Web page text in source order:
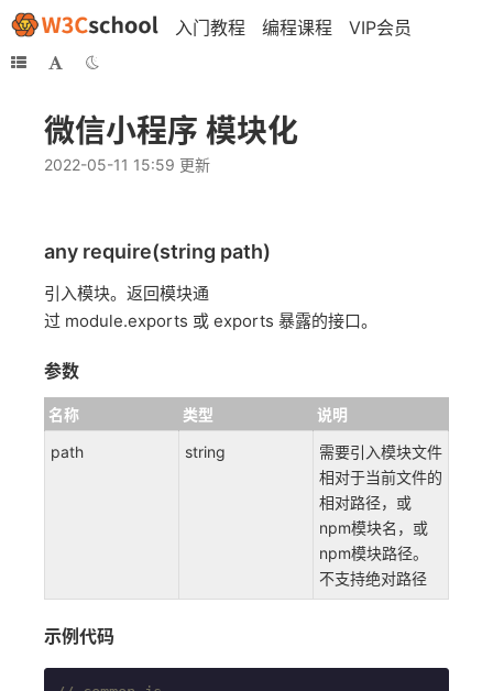
入门教程 编程课程 VIP会员
微信小程序 模块化
2022-05-11 15:59 更新
any require(string path)
引入模块。返回模块通
过 module.exports 或 exports 暴露的接口。
参数
名称 类型
说明
path
string
需要引入模块文件
相对于当前文件的
相对路径，或
npm模块名，或
npm模块路径。
不支持绝对路径
示例代码